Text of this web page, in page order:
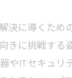
決に導くため
きに挑戦する
やITセキュリ